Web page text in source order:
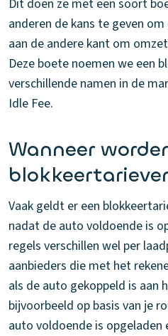
Dit doen ze met een soort
anderen de kans te geven
aan de andere kant om
Deze boete noemen we een
verschillende namen in de
Idle Fee.
Wanneer
Vaak geldt er een
nadat de auto voldoende is
regels verschillen wel per
aanbieders die met het
als de auto gekoppeld is aan
bijvoorbeeld op basis van je
auto voldoende is opgeladen